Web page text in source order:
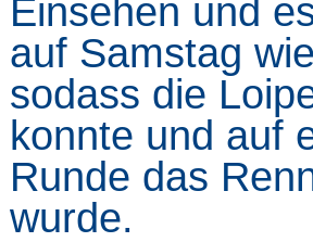
Einsehen und
auf Samstag
sodass die
konnte und auf
Runde das
wurde.